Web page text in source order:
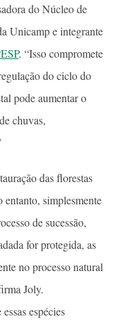
do Núcleo de
Unicamp e integrante
. “Isso compromete
do ciclo do
pode aumentar o
chuvas,
das florestas
simplesmente
de sucessão,
for protegida, as
no processo natural
Joly.
espécies